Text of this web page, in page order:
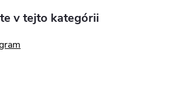
v tejto kategórii